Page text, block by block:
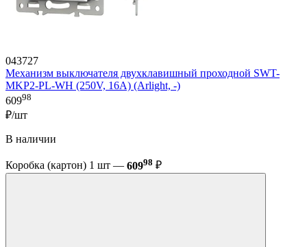
043727
Механизм выключателя двухклавишный проходной SWT-
MKP2-PL-WH (250V, 16A) (Arlight, -)
60998
₽/шт
В наличии
Коробка (картон) 1 шт — 60998 ₽